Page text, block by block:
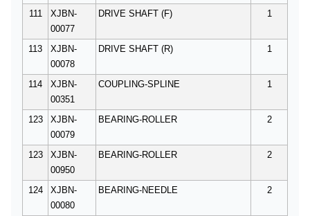
111
XJBN-
00077
DRIVE SHAFT (F) 1
113
XJBN-
00078
DRIVE SHAFT (R) 1
114
XJBN-
00351
COUPLING-SPLINE 1
123
XJBN-
00079
BEARING-ROLLER 2
123
XJBN-
00950
BEARING-ROLLER 2
124
XJBN-
00080
BEARING-NEEDLE 2